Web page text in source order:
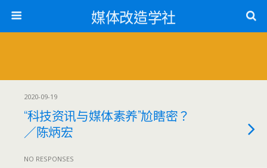
媒体改造学社
2020-09-19
“科技资讯与媒体素养”尬瞎密？
／陈炳宏
NO RESPONSES